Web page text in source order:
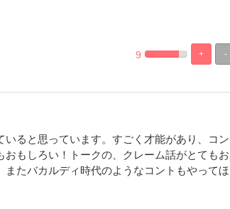
-
+
%
100%
9
いると思っています。すごく才能があり、コン
おもしろい！トークの、クレーム話がとてもお
またバカルディ時代のようなコントもやってほ